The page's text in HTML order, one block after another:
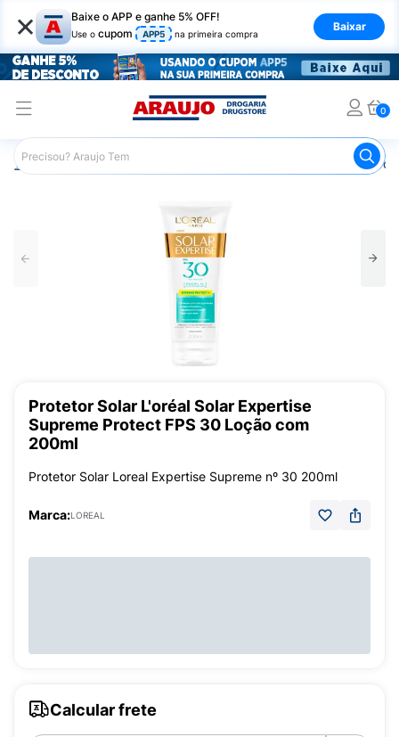
× Baixe o APP e ganhe 5% OFF!
Use o cupom APP5 na primeira compra
Baixar
0
Araujo Beleza e Cuidados
Protetor Solar L'oréal Solar Expertise
Supreme Protect FPS 30 Loção com
200ml
Protetor Solar Loreal Expertise Supreme nº 30 200ml
Marca:LOREAL
Calcular frete